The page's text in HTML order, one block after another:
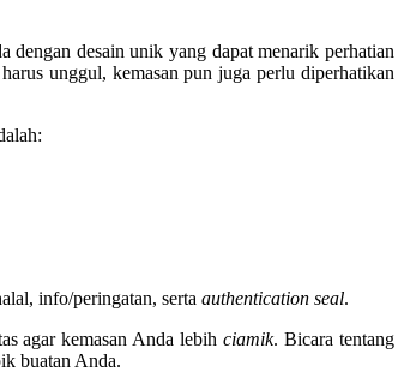
dengan desain unik yang dapat menarik perhatian
unggul, kemasan pun juga perlu diperhatikan
info/peringatan, serta authentication seal.
agar kemasan Anda lebihciamik. Bicara tentang
buatan Anda.